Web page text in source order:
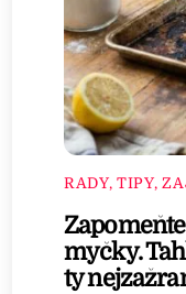
RADY, TIPY,
myčky.
ty